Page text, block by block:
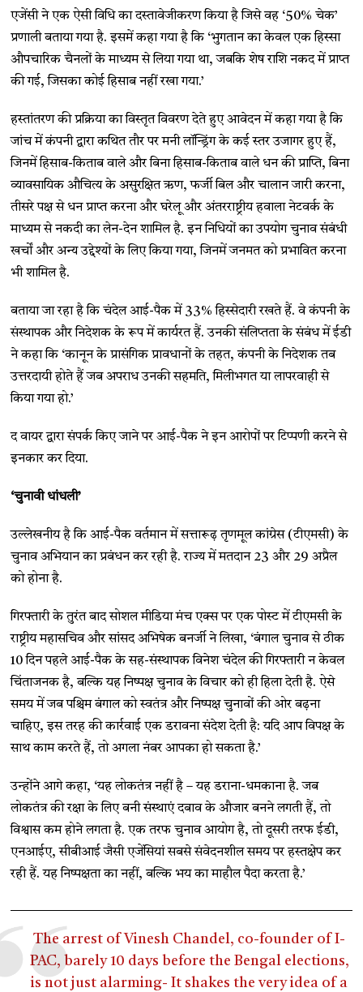
एजेंसी ने एक ऐसी विधि का दस्तावेजीकरण किया है जिसे वह ‘50% चेक’
प्रणाली बताया गया है. इसमें कहा गया है कि ‘भुगतान का केवल एक हिस्सा
औपचारिक चैनलों के माध्यम से लिया गया था, जबकि शेष राशि नकद में प्राप्त
की गई, जिसका कोई हिसाब नहीं रखा गया.’
हस्तांतरण की प्रक्रिया का विस्तृत विवरण देते हुए आवेदन में कहा गया है कि
जांच में कंपनी द्वारा कथित तौर पर मनी लॉन्ड्रिंग के कई स्तर उजागर हुए हैं,
जिनमें हिसाब-किताब वाले और बिना हिसाब-किताब वाले धन की प्राप्ति, बिना
व्यावसायिक औचित्य के असुरक्षित ऋण, फर्जी बिल और चालान जारी करना,
तीसरे पक्ष से धन प्राप्त करना और घरेलू और अंतरराष्ट्रीय हवाला नेटवर्क के
माध्यम से नकदी का लेन-देन शामिल है. इन निधियों का उपयोग चुनाव संबंधी
खर्चों और अन्य उद्देश्यों के लिए किया गया, जिनमें जनमत को प्रभावित करना
भी शामिल है.
बताया जा रहा है कि चंदेल आई-पैक में 33% हिस्सेदारी रखते हैं. वे कंपनी के
संस्थापक और निदेशक के रूप में कार्यरत हैं. उनकी संलिप्तता के संबंध में ईडी
ने कहा कि ‘कानून के प्रासंगिक प्रावधानों के तहत, कंपनी के निदेशक तब
उत्तरदायी होते हैं जब अपराध उनकी सहमति, मिलीभगत या लापरवाही से
किया गया हो.’
द वायर द्वारा संपर्क किए जाने पर आई-पैक ने इन आरोपों पर टिप्पणी करने से
इनकार कर दिया.
‘चुनावी धांधली’
उल्लेखनीय है कि आई-पैक वर्तमान में सत्तारूढ़ तृणमूल कांग्रेस (टीएमसी) के
चुनाव अभियान का प्रबंधन कर रही है. राज्य में मतदान 23 और 29 अप्रैल
को होना है.
गिरफ्तारी के तुरंत बाद सोशल मीडिया मंच एक्स पर एक पोस्ट में टीएमसी के
राष्ट्रीय महासचिव और सांसद अभिषेक बनर्जी ने लिखा, ‘बंगाल चुनाव से ठीक
10 दिन पहले आई-पैक के सह-संस्थापक विनेश चंदेल की गिरफ्तारी न केवल
चिंताजनक है, बल्कि यह निष्पक्ष चुनाव के विचार को ही हिला देती है. ऐसे
समय में जब पश्चिम बंगाल को स्वतंत्र और निष्पक्ष चुनावों की ओर बढ़ना
चाहिए, इस तरह की कार्रवाई एक डरावना संदेश देती है: यदि आप विपक्ष के
साथ काम करते हैं, तो अगला नंबर आपका हो सकता है.’
उन्होंने आगे कहा, ‘यह लोकतंत्र नहीं है – यह डराना-धमकाना है. जब
लोकतंत्र की रक्षा के लिए बनी संस्थाएं दबाव के औजार बनने लगती हैं, तो
विश्वास कम होने लगता है. एक तरफ चुनाव आयोग है, तो दूसरी तरफ ईडी,
एनआईए, सीबीआई जैसी एजेंसियां ​​सबसे संवेदनशील समय पर हस्तक्षेप कर
रही हैं. यह निष्पक्षता का नहीं, बल्कि भय का माहौल पैदा करता है.’
The arrest of Vinesh Chandel, co-founder of I-
PAC, barely 10 days before the Bengal elections,
is not just alarming- It shakes the very idea of a